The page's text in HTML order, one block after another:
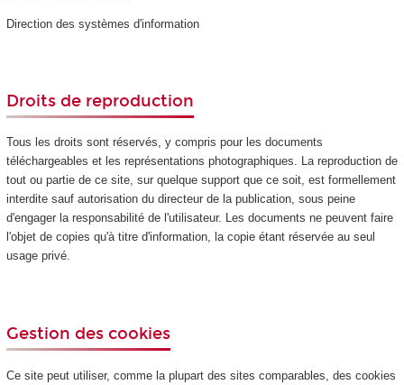
Direction des systèmes d'information
Droits de reproduction
Tous les droits sont réservés, y compris pour les documents
téléchargeables et les représentations photographiques. La reproduction de
tout ou partie de ce site, sur quelque support que ce soit, est formellement
interdite sauf autorisation du directeur de la publication, sous peine
d'engager la responsabilité de l'utilisateur. Les documents ne peuvent faire
l'objet de copies qu'à titre d'information, la copie étant réservée au seul
usage privé.
Gestion des cookies
Ce site peut utiliser, comme la plupart des sites comparables, des cookies